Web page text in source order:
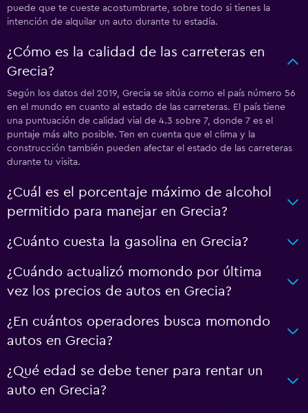
puede que te cueste acostumbrarte, sobre todo si tienes la
intención de alquilar un auto durante tu estadía.
¿Cómo es la calidad de las carreteras en
Grecia?
Según los datos del 2019, Grecia se sitúa como el país número 56
en el mundo en cuanto al estado de las carreteras. El país tiene
una puntuación de calidad vial de 4.3 sobre 7, donde 7 es el
puntaje más alto posible. Ten en cuenta que el clima y la
construcción también pueden afectar el estado de las carreteras
durante tu visita.
¿Cuál es el porcentaje máximo de alcohol
permitido para manejar en Grecia?
¿Cuánto cuesta la gasolina en Grecia?
¿Cuándo actualizó momondo por última
vez los precios de autos en Grecia?
¿En cuántos operadores busca momondo
autos en Grecia?
¿Qué edad se debe tener para rentar un
auto en Grecia?